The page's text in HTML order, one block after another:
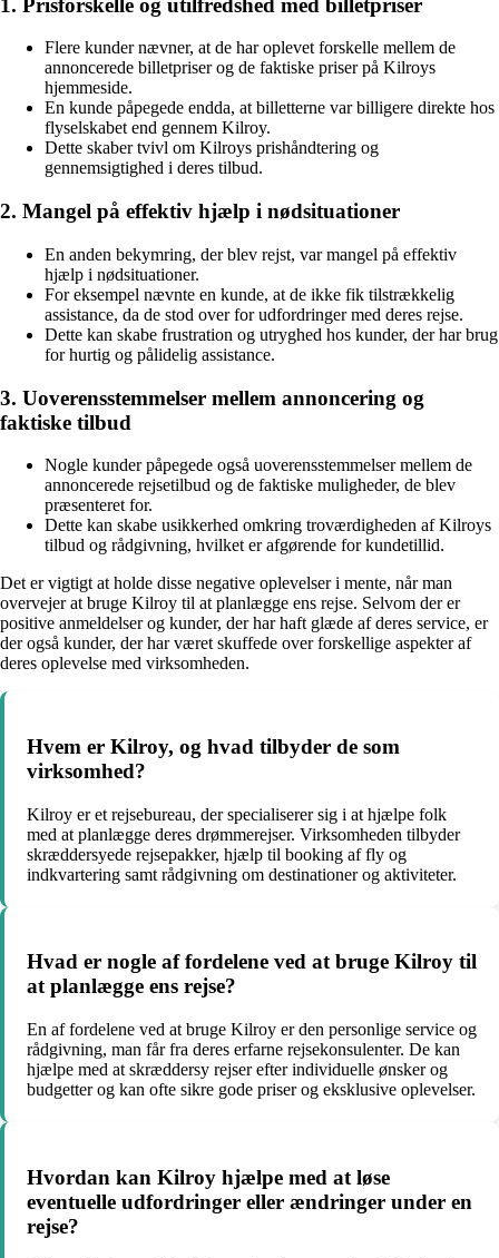
Flere kunder nævner, at de har oplevet forskelle mellem de
annoncerede billetpriser og de faktiske priser på Kilroys
hjemmeside.
En kunde påpegede endda, at billetterne var billigere direkte hos
flyselskabet end gennem Kilroy.
Dette skaber tvivl om Kilroys prishåndtering og
gennemsigtighed i deres tilbud.
2. Mangel på effektiv hjælp i nødsituationer
En anden bekymring, der blev rejst, var mangel på effektiv
hjælp i nødsituationer.
For eksempel nævnte en kunde, at de ikke fik tilstrækkelig
assistance, da de stod over for udfordringer med deres rejse.
Dette kan skabe frustration og utryghed hos kunder, der har brug
for hurtig og pålidelig assistance.
3. Uoverensstemmelser mellem annoncering og
faktiske tilbud
Nogle kunder påpegede også uoverensstemmelser mellem de
annoncerede rejsetilbud og de faktiske muligheder, de blev
præsenteret for.
Dette kan skabe usikkerhed omkring troværdigheden af Kilroys
tilbud og rådgivning, hvilket er afgørende for kundetillid.
Det er vigtigt at holde disse negative oplevelser i mente, når man
overvejer at bruge Kilroy til at planlægge ens rejse. Selvom der er
positive anmeldelser og kunder, der har haft glæde af deres service, er
der også kunder, der har været skuffede over forskellige aspekter af
deres oplevelse med virksomheden.
Hvem er Kilroy, og hvad tilbyder de som
virksomhed?
Kilroy er et rejsebureau, der specialiserer sig i at hjælpe folk
med at planlægge deres drømmerejser. Virksomheden tilbyder
skræddersyede rejsepakker, hjælp til booking af fly og
indkvartering samt rådgivning om destinationer og aktiviteter.
Hvad er nogle af fordelene ved at bruge Kilroy til
at planlægge ens rejse?
En af fordelene ved at bruge Kilroy er den personlige service og
rådgivning, man får fra deres erfarne rejsekonsulenter. De kan
hjælpe med at skræddersy rejser efter individuelle ønsker og
budgetter og kan ofte sikre gode priser og eksklusive oplevelser.
Hvordan kan Kilroy hjælpe med at løse
eventuelle udfordringer eller ændringer under en
rejse?